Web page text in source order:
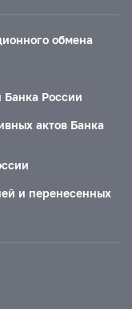
обмена
России
актов Банка
и перенесенных